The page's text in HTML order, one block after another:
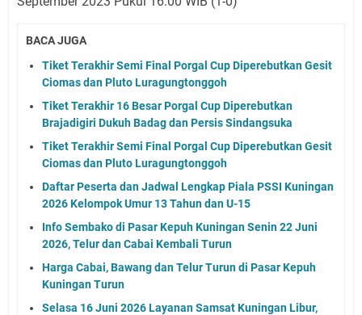
BACA JUGA
Tiket Terakhir Semi Final Porgal Cup Diperebutkan Gesit
Ciomas dan Pluto Luragungtonggoh
Tiket Terakhir 16 Besar Porgal Cup Diperebutkan
Brajadigiri Dukuh Badag dan Persis Sindangsuka
Tiket Terakhir Semi Final Porgal Cup Diperebutkan Gesit
Ciomas dan Pluto Luragungtonggoh
Daftar Peserta dan Jadwal Lengkap Piala PSSI Kuningan
2026 Kelompok Umur 13 Tahun dan U-15
Info Sembako di Pasar Kepuh Kuningan Senin 22 Juni
2026, Telur dan Cabai Kembali Turun
Harga Cabai, Bawang dan Telur Turun di Pasar Kepuh
Kuningan Turun
Selasa 16 Juni 2026 Layanan Samsat Kuningan Libur,